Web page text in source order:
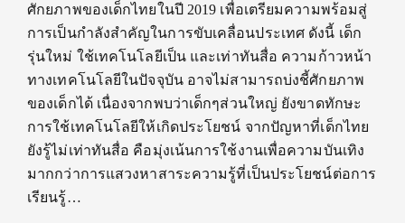
ศักยภาพของเด็กไทยในปี 2019 เพื่อเตรียมความพร้อมสู่
การเป็นกำลังสำคัญในการขับเคลื่อนประเทศ ดังนี้ เด็ก
รุ่นใหม่ ใช้เทคโนโลยีเป็น และเท่าทันสื่อ ความก้าวหน้า
ทางเทคโนโลยีในปัจจุบัน อาจไม่สามารถบ่งชี้ศักยภาพ
ของเด็กได้ เนื่องจากพบว่าเด็กๆส่วนใหญ่ ยังขาดทักษะ
การใช้เทคโนโลยีให้เกิดประโยชน์ จากปัญหาที่เด็กไทย
ยังรู้ไม่เท่าทันสื่อ คือมุ่งเน้นการใช้งานเพื่อความบันเทิง
มากกว่าการแสวงหาสาระความรู้ที่เป็นประโยชน์ต่อการ
เรียนรู้…